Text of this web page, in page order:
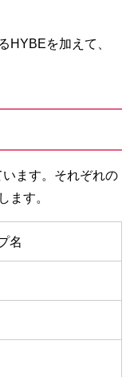
HYBEを加えて、
います。それぞれの
ます。
名